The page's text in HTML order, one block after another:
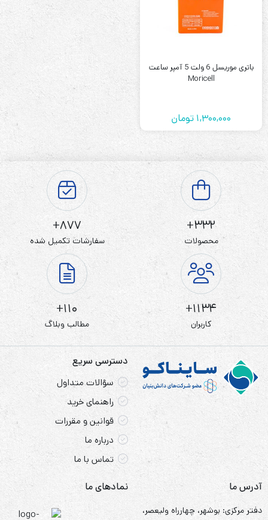
باتری موریسل 6 ولت 5 آمپر ساعت
Moricell
1,300,000 تومان
332+
محصولات
877+
سفارشات تکمیل شده
1134+
کاربران
110+
مطالب وبلاگ
دسترسی سریع
سؤالات متداول
راهنمای خرید
قوانین و مقررات
درباره ما
تماس با ما
آدرس ما
دفتر مرکزی: بوشهر، چهارراه ولیعصر،
نمادهای ما